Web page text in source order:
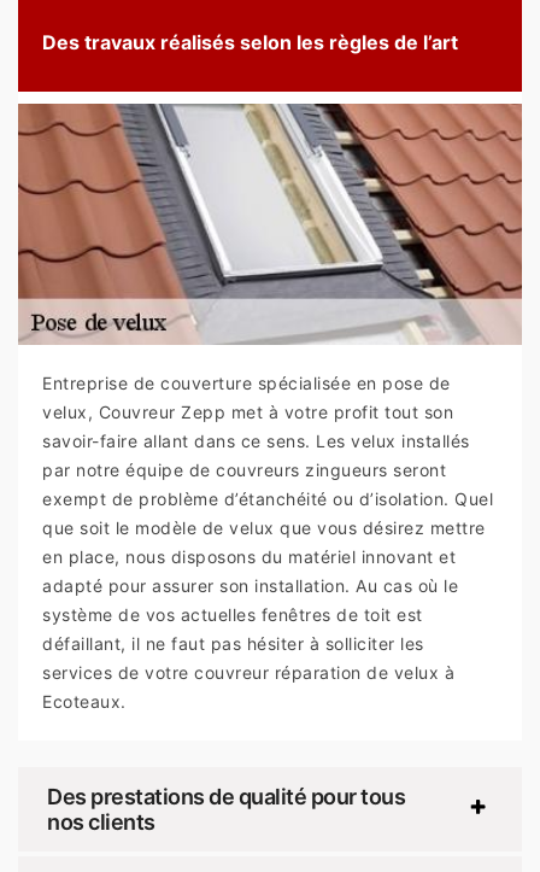
Des travaux réalisés selon les règles de l’art
Entreprise de couverture spécialisée en pose de
velux, Couvreur Zepp met à votre profit tout son
savoir-faire allant dans ce sens. Les velux installés
par notre équipe de couvreurs zingueurs seront
exempt de problème d’étanchéité ou d’isolation. Quel
que soit le modèle de velux que vous désirez mettre
en place, nous disposons du matériel innovant et
adapté pour assurer son installation. Au cas où le
système de vos actuelles fenêtres de toit est
défaillant, il ne faut pas hésiter à solliciter les
services de votre couvreur réparation de velux à
Ecoteaux.
Des prestations de qualité pour tous
nos clients